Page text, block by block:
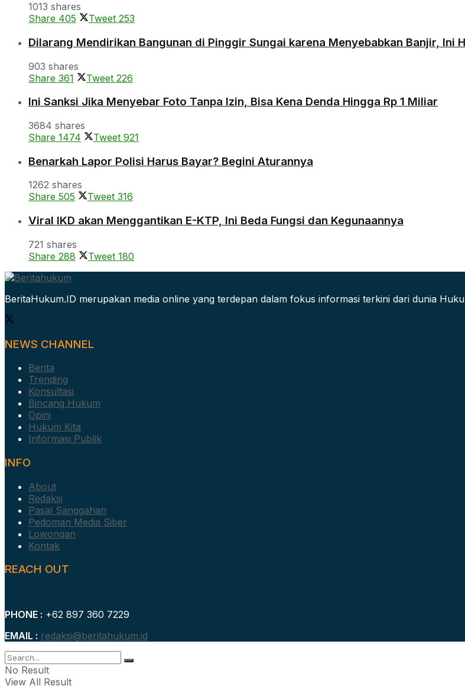
1013 shares
Share 405 Tweet 253
Dilarang Mendirikan Bangunan di Pinggir Sungai karena Menyebabkan Banjir, Ini
903 shares
Share 361 Tweet 226
Ini Sanksi Jika Menyebar Foto Tanpa Izin, Bisa Kena Denda Hingga Rp 1 Miliar
3684 shares
Share 1474 Tweet 921
Benarkah Lapor Polisi Harus Bayar? Begini Aturannya
1262 shares
Share 505 Tweet 316
Viral IKD akan Menggantikan E-KTP, Ini Beda Fungsi dan Kegunaannya
721 shares
Share 288 Tweet 180
BeritaHukum.ID merupakan media online yang terdepan dalam fokus informasi terkini dari dunia
NEWS CHANNEL
Berita
Trending
Konsultasi
Bincang Hukum
Opini
Hukum Kita
Informasi Publik
INFO
About
Redaksi
Pasal Sanggahan
Pedoman Media Siber
Lowongan
Kontak
REACH OUT
PHONE : +62 897 360 7229
EMAIL : redaksi@beritahukum.id
No Result
View All Result